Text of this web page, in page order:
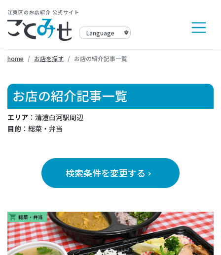
江東区のお店紹介 公式サイト
home お店を探す お店の紹介記事一覧
お店の紹介記事一覧
エリア ：清澄白河駅周辺
目的 ：総菜・弁当
検索条件を変更する keyboard_arrow_right
shopping_cart 総菜・弁当